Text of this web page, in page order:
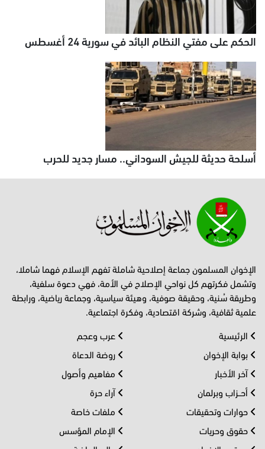
الحكم على مفتي النظام البائد في سورية 24 أغسطس
أسلحة حديثة للجيش السوداني.. مسار جديد للحرب
الإخوان المسلمون جماعة إصلاحية شاملة تفهم الإسلام فهما شاملا،
وتشمل فكرتهم كل نواحي الإصلاح في الأمة، فهي دعوة سلفية،
وطريقة سُنية، وحقيقة صوفية، وهيئة سياسية، وجماعة رياضية، ورابطة
علمية ثقافية، وشركة اقتصادية، وفكرة اجتماعية.
الرئيسية
بوابة الإخوان
آخر الأخبار
أحــزاب وبرلمان
حوارات وتحقيقات
حقوق وحريات
عرب وعجم
روضة الدعاة
مفاهيم وأصول
آراء حرة
ملفات خاصة
الإمام المؤسس